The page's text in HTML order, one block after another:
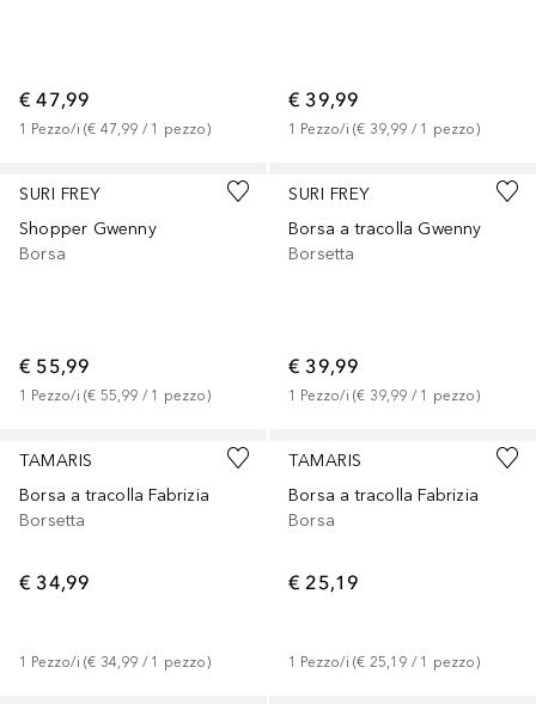
€ 47,99
1 Pezzo/i (€ 47,99 / 1 pezzo)
€ 39,99
1 Pezzo/i (€ 39,99 / 1 pezzo)
SURI FREY
Shopper Gwenny
Borsa
€ 55,99
1 Pezzo/i (€ 55,99 / 1 pezzo)
SURI FREY
Borsa a tracolla Gwenny
Borsetta
€ 39,99
1 Pezzo/i (€ 39,99 / 1 pezzo)
TAMARIS
Borsa a tracolla Fabrizia
Borsetta
€ 34,99
1 Pezzo/i (€ 34,99 / 1 pezzo)
TAMARIS
Borsa a tracolla Fabrizia
Borsa
€ 25,19
1 Pezzo/i (€ 25,19 / 1 pezzo)